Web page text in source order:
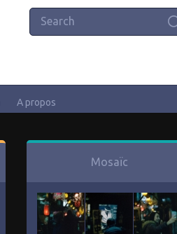
A propos
Mosaïc